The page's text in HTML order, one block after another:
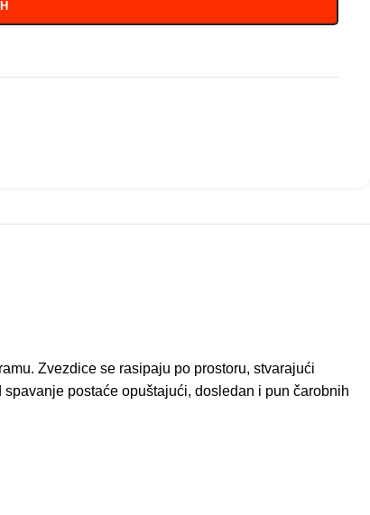
Zvezdice se rasipaju po prostoru, stvarajući
postaće opuštajući, dosledan i pun čarobnih